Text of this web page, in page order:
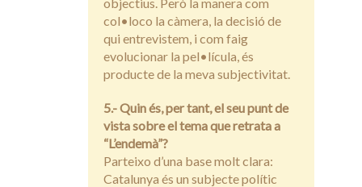
col•loco la càmera, la decisió de
qui entrevistem, i com faig
evolucionar la pel•lícula, és
producte de la meva subjectivitat.
5.- Quin és, per tant, el seu punt de
vista sobre el tema que retrata a
“L’endemà”?
Parteixo d’una base molt clara:
Catalunya és un subjecte polític